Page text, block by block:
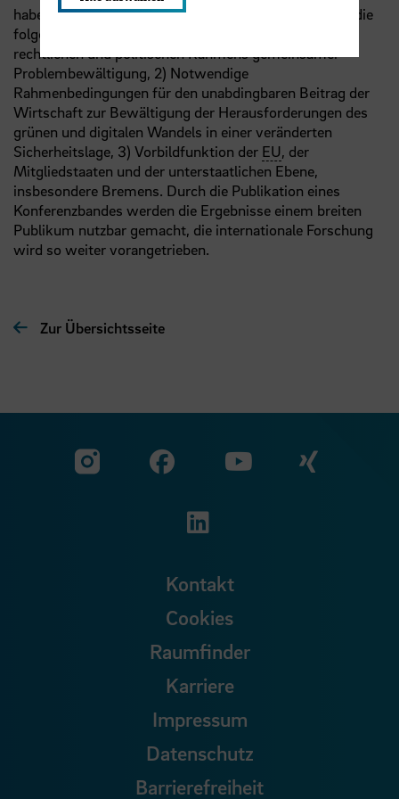
haben. Auf der Konferenz werden dabei insbesondere die
folgenden Themen adressiert: 1) Ausgestaltung des
rechtlichen und politischen Rahmens gemeinsamer
Problembewältigung, 2) Notwendige
Rahmenbedingungen für den unabdingbaren Beitrag der
Wirtschaft zur Bewältigung der Herausforderungen des
grünen und digitalen Wandels in einer veränderten
Sicherheitslage, 3) Vorbildfunktion der EU, der
Mitgliedstaaten und der unterstaatlichen Ebene,
insbesondere Bremens. Durch die Publikation eines
Konferenzbandes werden die Ergebnisse einem breiten
Publikum nutzbar gemacht, die internationale Forschung
wird so weiter vorangetrieben.
Zur Übersichtsseite
Zu unserer Facebook
Zu
Zu unserer
Kontakt
Cookies
Raumfinder
Karriere
Impressum
Datenschutz
Barrierefreiheit